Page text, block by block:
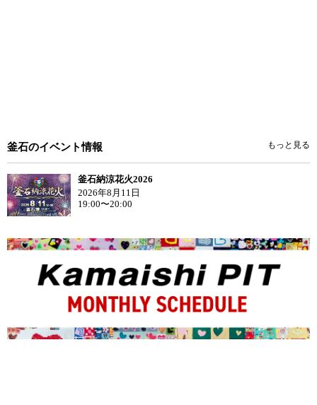
釜石のイベント情報 もっと見る
釜石納涼花火2026
2026年8月11日
19:00〜20:00